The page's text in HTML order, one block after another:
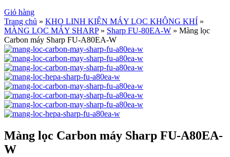
Giỏ hàng
Trang chủ » KHO LINH KIỆN MÁY LỌC KHÔNG KHÍ »
MÀNG LỌC MÁY SHARP» Sharp FU-80EA-W » Màng lọc
Carbon máy Sharp FU-A80EA-W
Màng lọc Carbon máy Sharp FU-A80EA-
W